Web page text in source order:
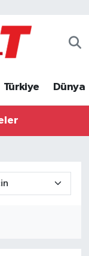
Türkiye Dünya